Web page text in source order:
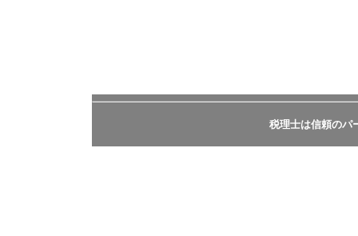
税理士は信頼のパ